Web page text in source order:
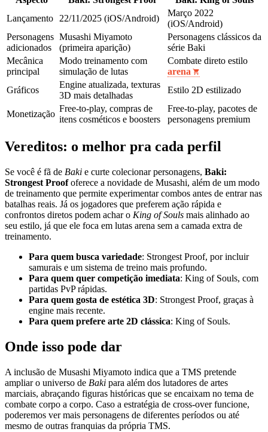
Lançamento 22/11/2025 (iOS/Android)
Março 2022
(iOS/Android)
Personagens
adicionados
Musashi Miyamoto
(primeira aparição)
Personagens clássicos da
série Baki
Mecânica
principal
Modo treinamento com
simulação de lutas
Combate direto estilo
arena
Gráficos
Engine atualizada, texturas
3D mais detalhadas
Estilo 2D estilizado
Monetização
Free‑to‑play, compras de
itens cosméticos e boosters
Free‑to‑play, pacotes de
personagens premium
Vereditos: o melhor pra cada perfil
Se você é fã de Baki e curte colecionar personagens, Baki:
Strongest Proofoferece a novidade de Musashi, além de um modo
de treinamento que permite experimentar combos antes de entrar nas
batalhas reais. Já os jogadores que preferem ação rápida e
confrontos diretos podem achar o King of Souls mais alinhado ao
seu estilo, já que ele foca em lutas arena sem a camada extra de
treinamento.
Para quem busca variedade: Strongest Proof, por incluir
samurais e um sistema de treino mais profundo.
Para quem quer competição imediata: King of Souls, com
partidas PvP rápidas.
Para quem gosta de estética 3D: Strongest Proof, graças à
engine mais recente.
Para quem prefere arte 2D clássica: King of Souls.
Onde isso pode dar
A inclusão de Musashi Miyamoto indica que a TMS pretende
ampliar o universo de Baki para além dos lutadores de artes
marciais, abraçando figuras históricas que se encaixam no tema de
combate corpo a corpo. Caso a estratégia de cross‑over funcione,
poderemos ver mais personagens de diferentes períodos ou até
mesmo de outras franquias da própria TMS.